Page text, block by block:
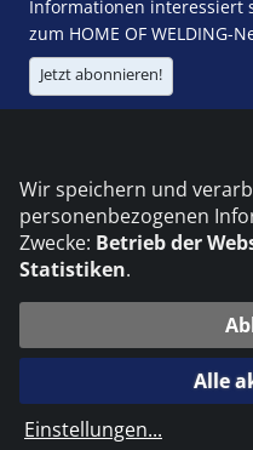
Informationen interessiert
zum HOME OF WELDING-
Jetzt abonnieren!
© 2026
die
Wir speichern und
personenbezogenen
Zwecke: Betrieb der
Statistiken.
Alle
Einstellungen...